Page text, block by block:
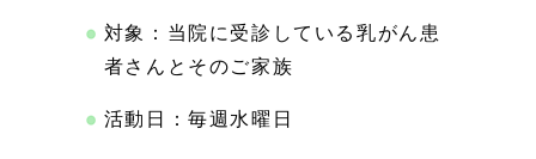
対象：当院に受診している乳がん患
者さんとそのご家族
活動日：毎週水曜日